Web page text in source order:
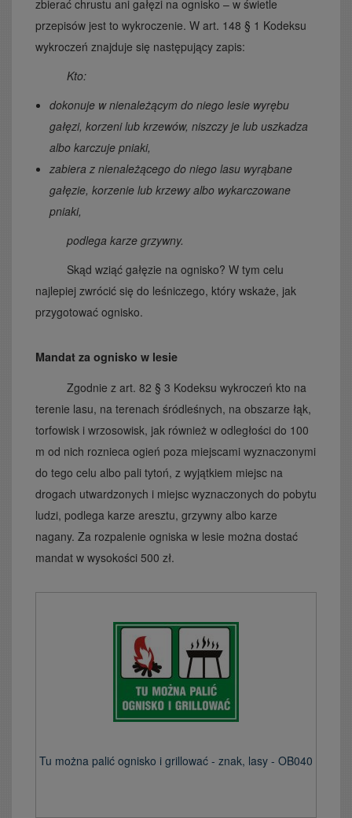
zbierać chrustu ani gałęzi na ognisko – w świetle
przepisów jest to wykroczenie. W art. 148 § 1 Kodeksu
wykroczeń znajduje się następujący zapis:
Kto:
dokonuje w nienależącym do niego lesie wyrębu
gałęzi, korzeni lub krzewów, niszczy je lub uszkadza
albo karczuje pniaki,
zabiera z nienależącego do niego lasu wyrąbane
gałęzie, korzenie lub krzewy albo wykarczowane
pniaki,
podlega karze grzywny.
Skąd wziąć gałęzie na ognisko? W tym celu
najlepiej zwrócić się do leśniczego, który wskaże, jak
przygotować ognisko.
Mandat za ognisko w lesie
Zgodnie z art. 82 § 3 Kodeksu wykroczeń kto na
terenie lasu, na terenach śródleśnych, na obszarze łąk,
torfowisk i wrzosowisk, jak również w odległości do 100
m od nich roznieca ogień poza miejscami wyznaczonymi
do tego celu albo pali tytoń, z wyjątkiem miejsc na
drogach utwardzonych i miejsc wyznaczonych do pobytu
ludzi, podlega karze aresztu, grzywny albo karze
nagany. Za rozpalenie ogniska w lesie można dostać
mandat w wysokości 500 zł.
Tu można palić ognisko i grillować - znak, lasy - OB040